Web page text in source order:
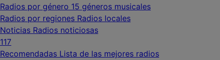
Radios por género 15 géneros musicales
Radios por regiones Radios locales
Noticias Radios noticiosas
117
Recomendadas Lista de las mejores radios